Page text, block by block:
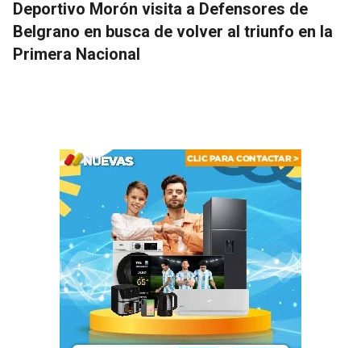
Deportivo Morón visita a Defensores de
Belgrano en busca de volver al triunfo en la
Primera Nacional